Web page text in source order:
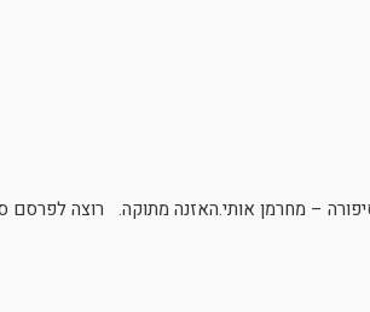
– מחרמן אותי.האזנה מתוקה. רוצה